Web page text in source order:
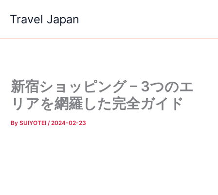
ス
Travel Japan
新宿ショッピング – 3つのエ
リアを網羅した完全ガイド
BySUIYOTEI/2024-02-23